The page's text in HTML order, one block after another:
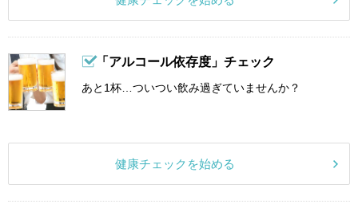
「アルコール依存度」チェック
あと1杯…ついつい飲み過ぎていませんか？
健康チェックを始める